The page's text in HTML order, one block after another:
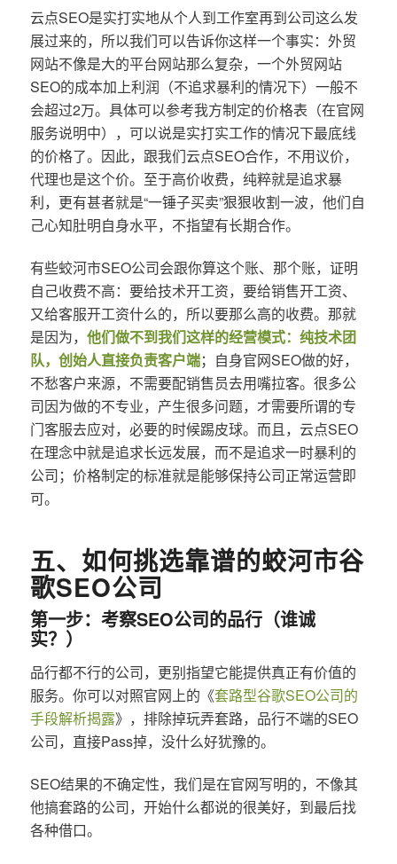
云点SEO是实打实地从个人到工作室再到公司这么发
展过来的，所以我们可以告诉你这样一个事实：外贸
网站不像是大的平台网站那么复杂，一个外贸网站
SEO的成本加上利润（不追求暴利的情况下）一般不
会超过2万。具体可以参考我方制定的价格表（在官网
服务说明中），可以说是实打实工作的情况下最底线
的价格了。因此，跟我们云点SEO合作，不用议价，
代理也是这个价。至于高价收费，纯粹就是追求暴
利，更有甚者就是“一锤子买卖”狠狠收割一波，他们自
己心知肚明自身水平，不指望有长期合作。
有些蛟河市SEO公司会跟你算这个账、那个账，证明
自己收费不高：要给技术开工资，要给销售开工资、
又给客服开工资什么的，所以要那么高的收费。那就
是因为， 他们做不到我们这样的经营模式：纯技术团
队，创始人直接负责客户端；自身官网SEO做的好，
不愁客户来源，不需要配销售员去用嘴拉客。很多公
司因为做的不专业，产生很多问题，才需要所谓的专
门客服去应对，必要的时候踢皮球。而且，云点SEO
在理念中就是追求长远发展，而不是追求一时暴利的
公司；价格制定的标准就是能够保持公司正常运营即
可。
五、如何挑选靠谱的蛟河市谷
歌SEO公司
第一步：考察SEO公司的品行（谁诚
实？）
品行都不行的公司，更别指望它能提供真正有价值的
服务。你可以对照官网上的《套路型谷歌SEO公司的
手段解析揭露》，排除掉玩弄套路，品行不端的SEO
公司，直接Pass掉，没什么好犹豫的。
SEO结果的不确定性，我们是在官网写明的，不像其
他搞套路的公司，开始什么都说的很美好，到最后找
各种借口。